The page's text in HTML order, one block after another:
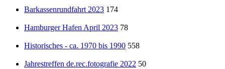
Barkassenrundfahrt 2023 174
Hamburger Hafen April 2023 78
Historisches - ca. 1970 bis 1990 558
Jahrestreffen de.rec.fotografie 2022 50